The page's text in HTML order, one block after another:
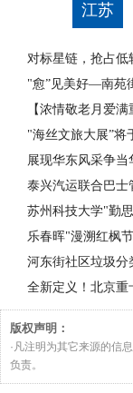
江苏
对标星链，抢占低
"愈”见美好—南苑
【浓情敬老月爱
"海丝文旅大展”将
展现华东风采争当
泰兴汽运联合巴士
苏州科技大学"勤
乐春晖"漫溯红枫
河东街社区垃圾分
全新定义！北京重
版权声明：
·凡注明为其它来源的信
负责。